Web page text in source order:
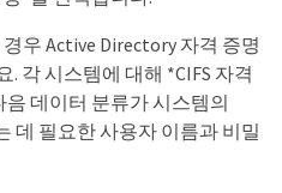
우 Active Directory 자격 증명
각 시스템에 대해 *CIFS 자격
데이터 분류가 시스템의
데 필요한 사용자 이름과 비밀